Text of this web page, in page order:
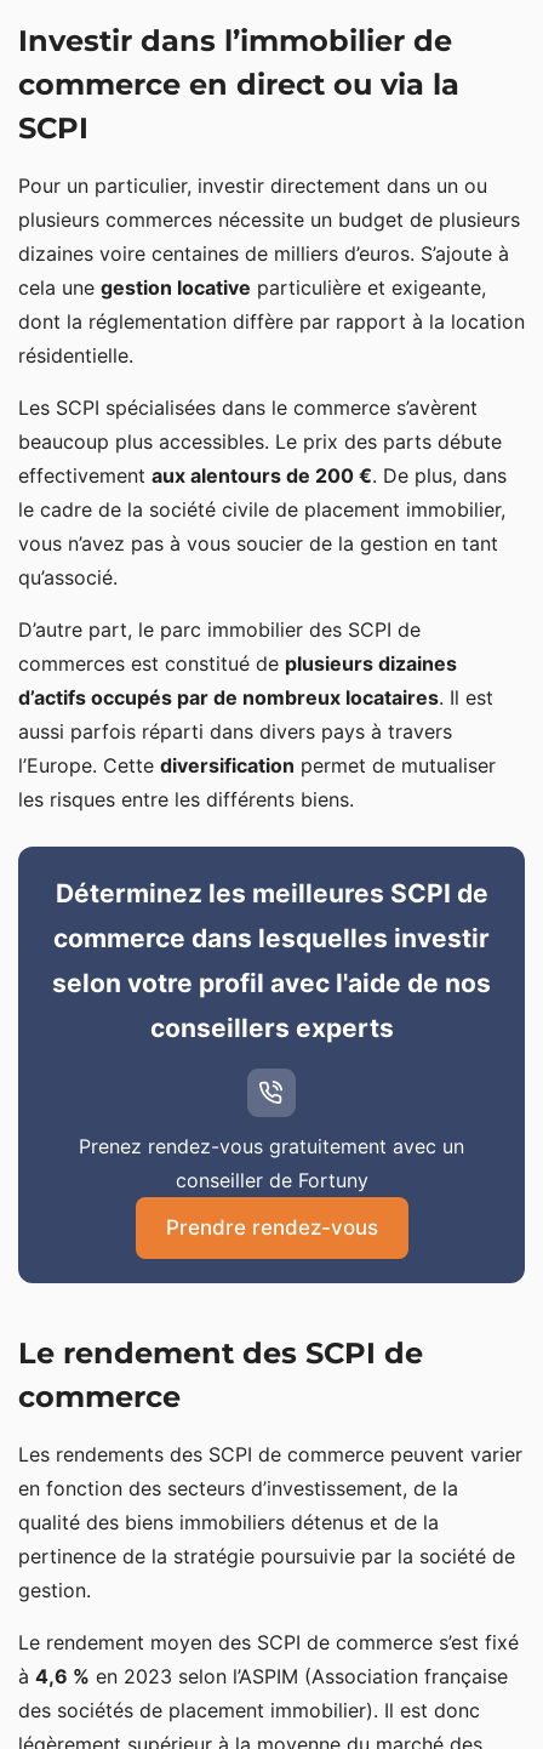
Investir dans l’immobilier de
commerce en direct ou via la
SCPI
Pour un particulier, investir directement dans un ou
plusieurs commerces nécessite un budget de plusieurs
dizaines voire centaines de milliers d’euros. S’ajoute à
cela une gestion locative particulière et exigeante,
dont la réglementation diffère par rapport à la location
résidentielle.
Les SCPI spécialisées dans le commerce s’avèrent
beaucoup plus accessibles. Le prix des parts débute
effectivement aux alentours de 200 €. De plus, dans
le cadre de la société civile de placement immobilier,
vous n’avez pas à vous soucier de la gestion en tant
qu’associé.
D’autre part, le parc immobilier des SCPI de
commerces est constitué de plusieurs dizaines
d’actifs occupés par de nombreux locataires. Il est
aussi parfois réparti dans divers pays à travers
l’Europe. Cette diversification permet de mutualiser
les risques entre les différents biens.
Déterminez les meilleures SCPI de
commerce dans lesquelles investir
selon votre profil avec l'aide de nos
conseillers experts
Prenez rendez-vous gratuitement avec un
conseiller de Fortuny
Prendre rendez-vous
Le rendement des SCPI de
commerce
Les rendements des SCPI de commerce peuvent varier
en fonction des secteurs d’investissement, de la
qualité des biens immobiliers détenus et de la
pertinence de la stratégie poursuivie par la société de
gestion.
Le rendement moyen des SCPI de commerce s’est fixé
à 4,6 % en 2023 selon l’ASPIM (Association française
des sociétés de placement immobilier). Il est donc
légèrement supérieur à la moyenne du marché des